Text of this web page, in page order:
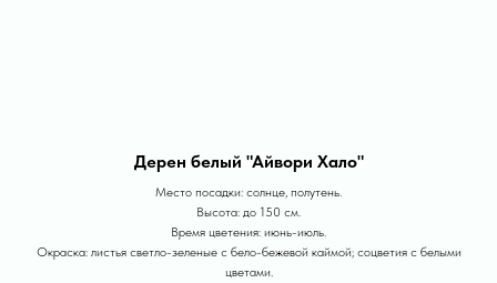
Дерен белый "Айвори Хало"
Место посадки: солнце, полутень.
Высота: до 150 см.
Время цветения: июнь-июль.
Окраска: листья светло-зеленые с бело-бежевой каймой; соцветия с белыми
цветами.